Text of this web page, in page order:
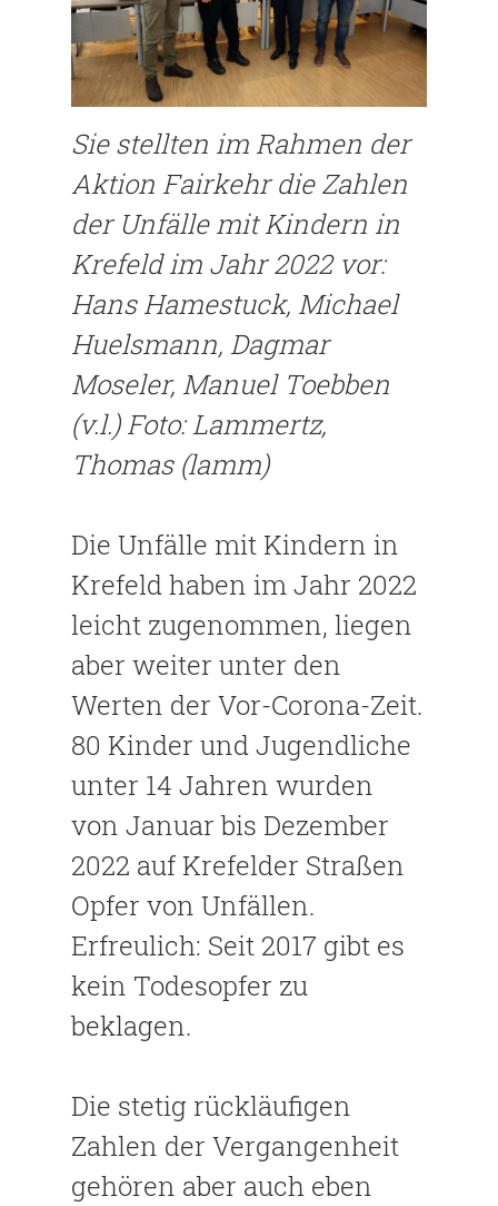
Sie stellten im Rahmen der
Aktion Fairkehr die Zahlen
der Unfälle mit Kindern in
Krefeld im Jahr 2022 vor:
Hans Hamestuck, Michael
Huelsmann, Dagmar
Moseler, Manuel Toebben
(v.l.)Foto: Lammertz,
Thomas (lamm)
Die Unfälle mit Kindern in
Krefeld haben im Jahr 2022
leicht zugenom­men, liegen
aber weiter unter den
Werten der Vor-Corona-Zeit.
80 Kin­der und Jugendliche
unter 14 Jahren wurden
von Januar bis Dezember
2022 auf Krefelder Straßen
Opfer von Un­fällen.
Erfreulich: Seit 2017 gibt es
kein Todesopfer zu
beklagen.
Die stetig rückläufigen
Zahlen der Ver­gangenheit
gehören aber auch eben